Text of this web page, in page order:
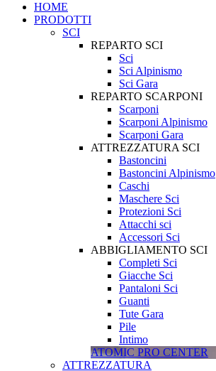
HOME
PRODOTTI
SCI
REPARTO SCI
Sci
Sci Alpinismo
Sci Gara
REPARTO SCARPONI
Scarponi
Scarponi Alpinismo
Scarponi Gara
ATTREZZATURA SCI
Bastoncini
Bastoncini Alpinismo
Caschi
Maschere Sci
Protezioni Sci
Attacchi sci
Accessori Sci
ABBIGLIAMENTO SCI
Completi Sci
Giacche Sci
Pantaloni Sci
Guanti
Tute Gara
Pile
Intimo
ATOMIC PRO CENTER
ATTREZZATURA